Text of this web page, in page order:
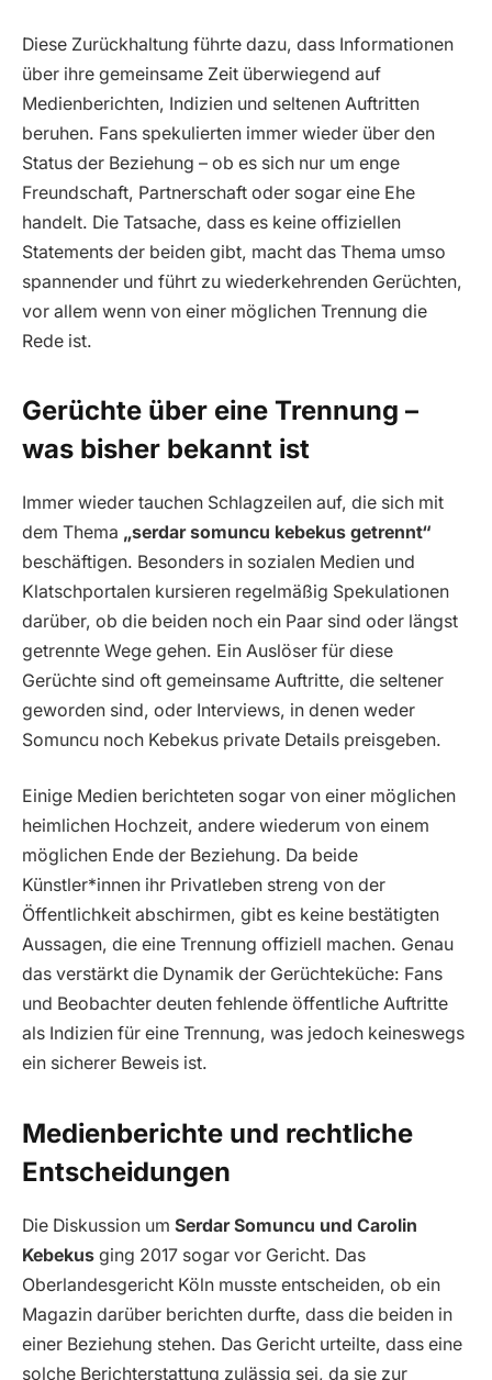
Diese Zurückhaltung führte dazu, dass Informationen
über ihre gemeinsame Zeit überwiegend auf
Medienberichten, Indizien und seltenen Auftritten
beruhen. Fans spekulierten immer wieder über den
Status der Beziehung – ob es sich nur um enge
Freundschaft, Partnerschaft oder sogar eine Ehe
handelt. Die Tatsache, dass es keine offiziellen
Statements der beiden gibt, macht das Thema umso
spannender und führt zu wiederkehrenden Gerüchten,
vor allem wenn von einer möglichen Trennung die
Rede ist.
Gerüchte über eine Trennung –
was bisher bekannt ist
Immer wieder tauchen Schlagzeilen auf, die sich mit
dem Thema „serdar somuncu kebekus getrennt“
beschäftigen. Besonders in sozialen Medien und
Klatschportalen kursieren regelmäßig Spekulationen
darüber, ob die beiden noch ein Paar sind oder längst
getrennte Wege gehen. Ein Auslöser für diese
Gerüchte sind oft gemeinsame Auftritte, die seltener
geworden sind, oder Interviews, in denen weder
Somuncu noch Kebekus private Details preisgeben.
Einige Medien berichteten sogar von einer möglichen
heimlichen Hochzeit, andere wiederum von einem
möglichen Ende der Beziehung. Da beide
Künstler*innen ihr Privatleben streng von der
Öffentlichkeit abschirmen, gibt es keine bestätigten
Aussagen, die eine Trennung offiziell machen. Genau
das verstärkt die Dynamik der Gerüchteküche: Fans
und Beobachter deuten fehlende öffentliche Auftritte
als Indizien für eine Trennung, was jedoch keineswegs
ein sicherer Beweis ist.
Medienberichte und rechtliche
Entscheidungen
Die Diskussion um Serdar Somuncu und Carolin
Kebekus ging 2017 sogar vor Gericht. Das
Oberlandesgericht Köln musste entscheiden, ob ein
Magazin darüber berichten durfte, dass die beiden in
einer Beziehung stehen. Das Gericht urteilte, dass eine
solche Berichterstattung zulässig sei, da sie zur